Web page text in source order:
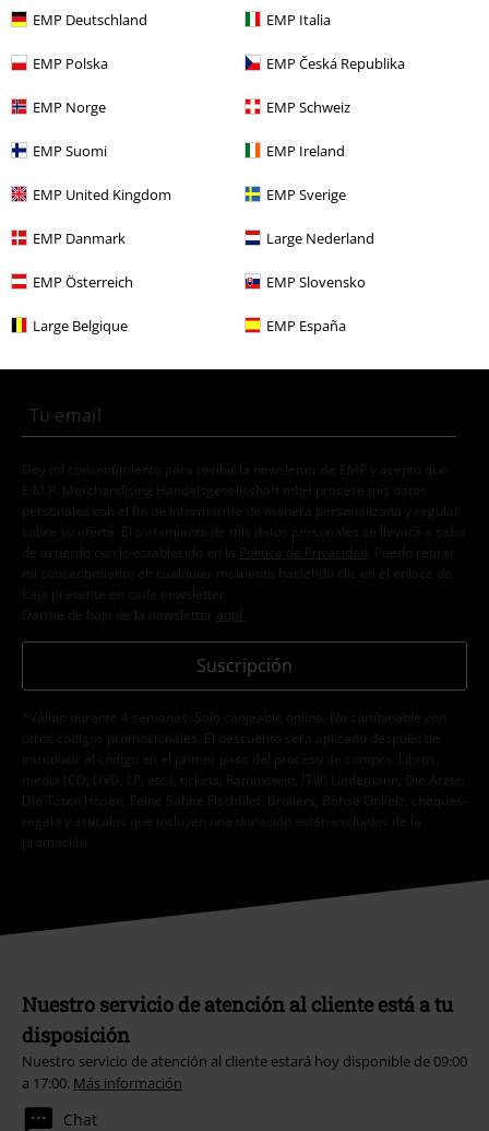
EMP Deutschland EMP Italia
EMP Polska EMP Česká Republika
EMP Norge EMP Schweiz
EMP Suomi EMP Ireland
EMP United Kingdom EMP Sverige
EMP Danmark Large Nederland
EMP Österreich EMP Slovensko
Large Belgique EMP España
Ofertas % Ropa Camisetas & Tops Camisetas
Ofertas % OUTLET
Nuevo Ropa Camisetas
Ropa & accesorios Camisetas
Estilos Rockabilly Rockabilly Hombre
¡Cheque regalo del 15% de descuento,
Doy mi consentimiento para recibir la newsletter de EMP y acepto que
E.M.P. Merchandising Handelsgesellschaft mbH procese mis datos
personales con el fin de informarme de manera personalizada y regular
sobre su oferta. El tratamiento de mis datos personales se llevará a cabo
de acuerdo con lo establecido en la
Política de Privacidad . Puedo retirar
mi consentimiento en cualquier momento haciendo clic en el enlace de
baja presente en cada newsletter.
Darme de baja de la newsletter
aquí
Suscripción
*Válido durante 4 semanas. Solo canjeable online. No combinable con
otros códigos promocionales. El descuento será aplicado después de
introducir el código en el primer paso del proceso de compra. Libros,
media (CD, DVD, LP, etc.), tickets, Rammstein, (Till) Lindemann, Die Ärzte,
Die Toten Hosen, Feine Sahne Fischfilet, Broilers, Böhse Onkelz, cheques-
regalo y artículos que incluyen una donación están excluidos de la
promoción.
Nuestro servicio de atención al cliente está a tu
disposición
Nuestro servicio de atención al cliente estará hoy disponible de 09:00
a 17:00. Más información
Chat